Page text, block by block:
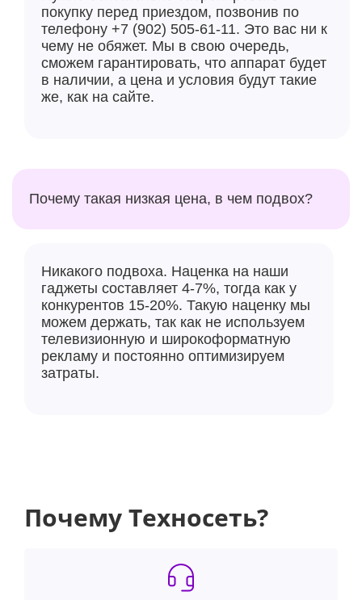
покупку перед приездом, позвонив по
телефону +7 (902) 505-61-11. Это вас ни к
чему не обяжет. Мы в свою очередь,
сможем гарантировать, что аппарат будет
в наличии, а цена и условия будут такие
же, как на сайте.
Почему такая низкая цена, в чем подвох?
Никакого подвоха. Наценка на наши
гаджеты составляет 4-7%, тогда как у
конкурентов 15-20%. Такую наценку мы
можем держать, так как не используем
телевизионную и широкоформатную
рекламу и постоянно оптимизируем
затраты.
Почему Техносеть?